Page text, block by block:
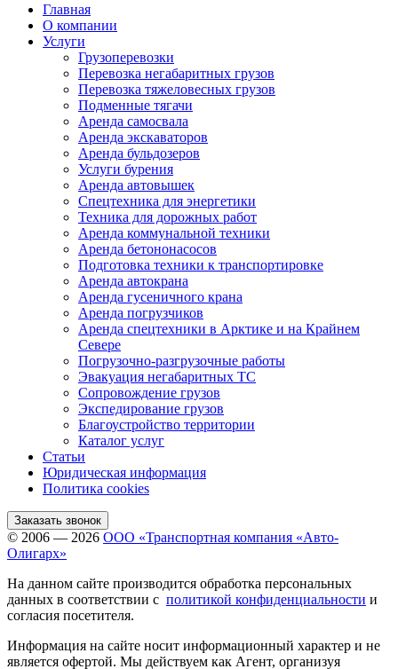
Главная
О компании
Услуги
Грузоперевозки
Перевозка негабаритных грузов
Перевозка тяжеловесных грузов
Подменные тягачи
Аренда самосвала
Аренда экскаваторов
Аренда бульдозеров
Услуги бурения
Аренда автовышек
Спецтехника для энергетики
Техника для дорожных работ
Аренда коммунальной техники
Аренда бетононасосов
Подготовка техники к транспортировке
Аренда автокрана
Аренда гусеничного крана
Аренда погрузчиков
Аренда спецтехники в Арктике и на Крайнем
Севере
Погрузочно-разгрузочные работы
Эвакуация негабаритных ТС
Сопровождение грузов
Экспедирование грузов
Благоустройство территории
Каталог услуг
Статьи
Юридическая информация
Политика cookies
Заказать звонок
© 2006 — 2026 ООО «Транспортная компания «Авто-
Олигарх»
На данном сайте производится обработка персональных
данных в соответствии с политикой конфиденциальности и
согласия посетителя.
Информация на сайте носит информационный характер и не
является офертой. Мы действуем как Агент, организуя